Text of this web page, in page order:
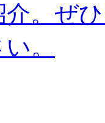
介。ぜ
。